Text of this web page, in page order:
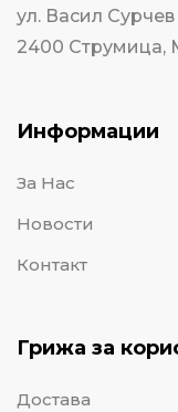
ул. Васил Сурчев
2400 Струмица,
Информации
За Нас
Новости
Контакт
Грижа за
Достава